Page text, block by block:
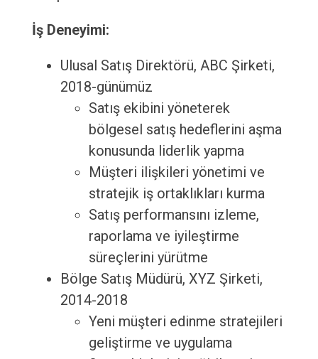
İş Deneyimi:
Ulusal Satış Direktörü, ABC Şirketi,
2018-günümüz
Satış ekibini yöneterek
bölgesel satış hedeflerini aşma
konusunda liderlik yapma
Müşteri ilişkileri yönetimi ve
stratejik iş ortaklıkları kurma
Satış performansını izleme,
raporlama ve iyileştirme
süreçlerini yürütme
Bölge Satış Müdürü, XYZ Şirketi,
2014-2018
Yeni müşteri edinme stratejileri
geliştirme ve uygulama